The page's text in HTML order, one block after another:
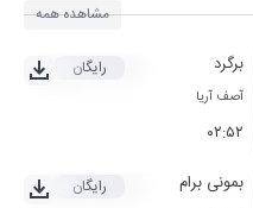
مشاهده همه
برگرد
آصف آریا
۰۲:۵۲
رایگان
بمونی برام رایگان